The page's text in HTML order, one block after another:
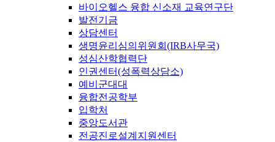
바이오헬스 융합 신소재 교육연구단
발전기금
상담센터
생명윤리심의위원회(IRB사무국)
성심산학협력단
인권센터(성폭력상담소)
예비군대대
융합전공학부
입학처
중앙도서관
전공진로설계지원센터